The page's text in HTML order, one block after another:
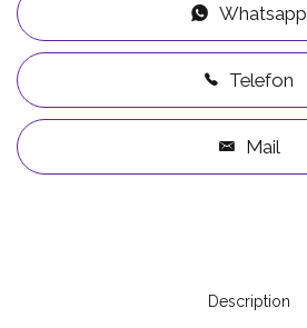
Whatsapp
Telefon
Mail
Description